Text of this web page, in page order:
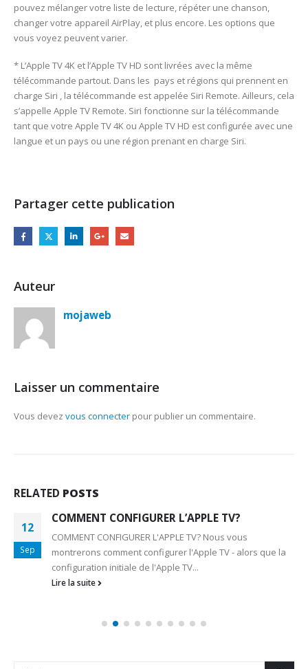
pouvez mélanger votre liste de lecture, répéter une chanson,
changer votre appareil AirPlay, et plus encore. Les options que
vous voyez peuvent varier.
* L’Apple TV 4K et l’Apple TV HD sont livrées avec la même
télécommande partout. Dans les pays et régions qui prennent en
charge Siri , la télécommande est appelée Siri Remote. Ailleurs, cela
s’appelle Apple TV Remote. Siri fonctionne sur la télécommande
tant que votre Apple TV 4K ou Apple TV HD est configurée avec une
langue et un pays ou une région prenant en charge Siri.
Partager cette publication
Auteur
mojaweb
Laisser un commentaire
Vous devez vous connecter pour publier un commentaire.
RELATED POSTS
12
Sep
COMMENT CONFIGURER L’APPLE TV?
COMMENT CONFIGURER L'APPLE TV? Nous vous
montrerons comment configurer l'Apple TV - alors que la
configuration initiale de l'Apple TV...
Lire la suite